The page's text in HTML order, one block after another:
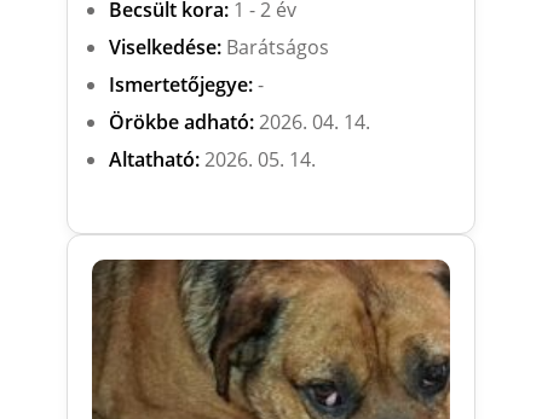
Becsült kora:1 - 2 év
Viselkedése:Barátságos
Ismertetőjegye:-
Örökbe adható:2026. 04. 14.
Altatható:2026. 05. 14.